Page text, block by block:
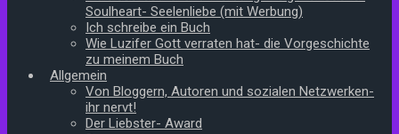
Soulheart- Seelenliebe (mit Werbung)
Ich schreibe ein Buch
Wie Luzifer Gott verraten hat- die Vorgeschichte
zu meinem Buch
Allgemein
Von Bloggern, Autoren und sozialen Netzwerken-
ihr nervt!
Der Liebster- Award